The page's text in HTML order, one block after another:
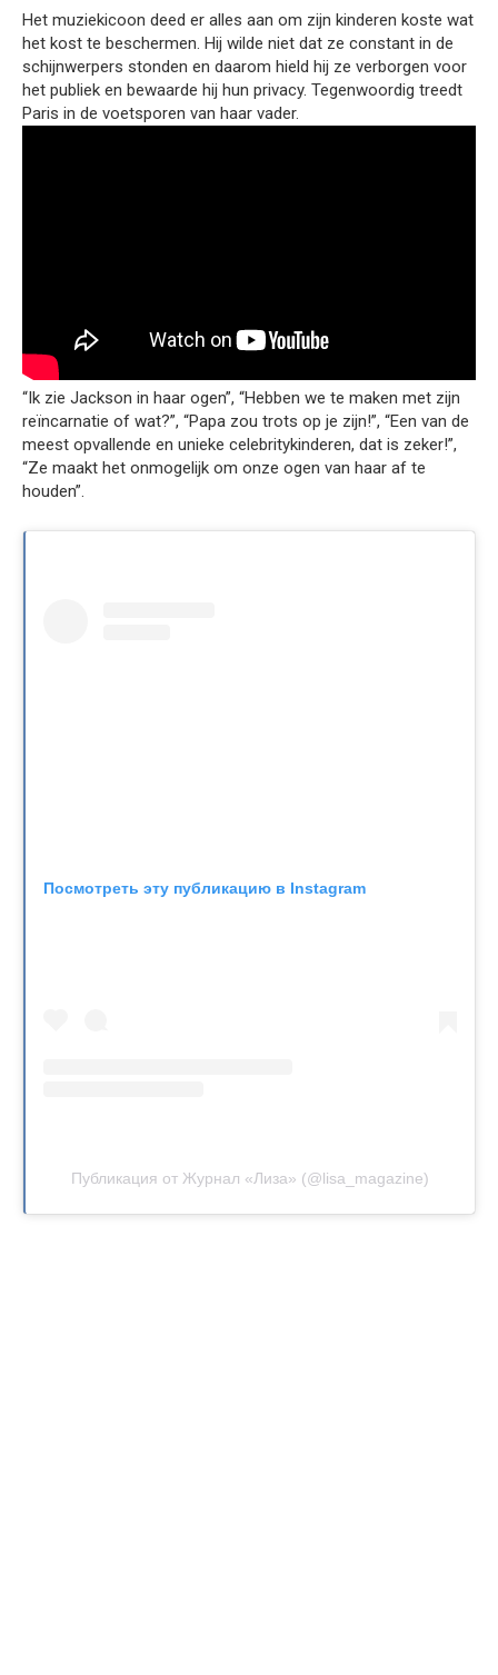
Het muziekicoon deed er alles aan om zijn kinderen koste wat
het kost te beschermen. Hij wilde niet dat ze constant in de
schijnwerpers stonden en daarom hield hij ze verborgen voor
het publiek en bewaarde hij hun privacy. Tegenwoordig treedt
Paris in de voetsporen van haar vader.
“Ik zie Jackson in haar ogen”, “Hebben we te maken met zijn
reïncarnatie of wat?”, “Papa zou trots op je zijn!”, “Een van de
meest opvallende en unieke celebritykinderen, dat is zeker!”,
“Ze maakt het onmogelijk om onze ogen van haar af te
houden”.
Посмотреть эту публикацию в Instagram
Публикация от Журнал «Лиза» (@lisa_magazine)